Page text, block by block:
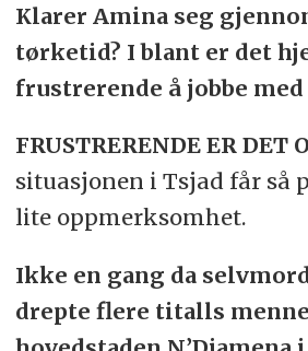
Klarer Amina seg
tørketid? I blant er det
frustrerende å jobbe
FRUSTRERENDE ER DET
situasjonen i Tsjad får så
lite oppmerksomhet.
Ikke en gang da
drepte flere titalls